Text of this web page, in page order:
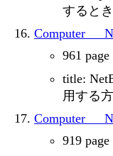
すると
961
title:
用する
919